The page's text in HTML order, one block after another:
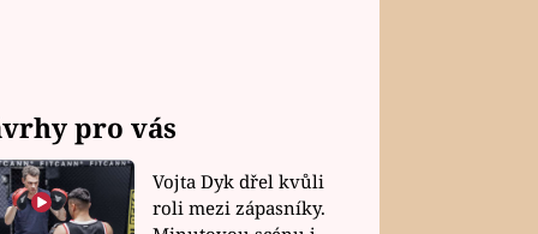
pro vás
Vojta Dyk dřel kvůli
roli mezi zápasníky.